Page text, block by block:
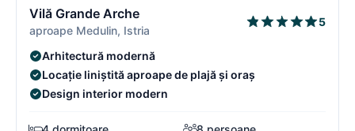
Vilă Grande Arche
aproape Medulin, Istria
5
Arhitectură modernă
Locație liniștită aproape de plajă și oraș
Design interior modern